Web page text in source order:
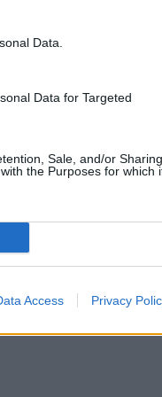
Data.
Data for Targeted
Sale, and/or Sharing
the Purposes for which
Access Privacy
była stałym